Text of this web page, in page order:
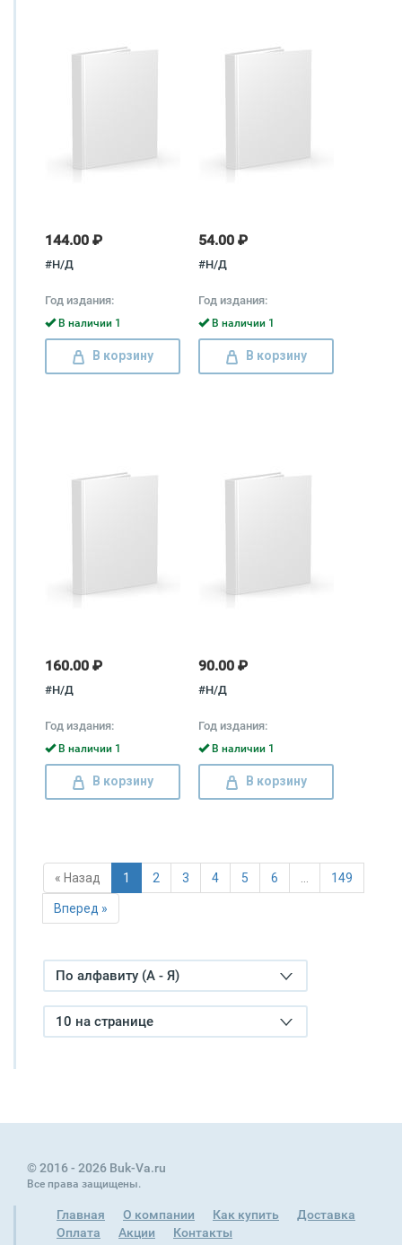
144.00 ₽
#Н/Д
Год издания:
В наличии 1
В корзину
54.00 ₽
#Н/Д
Год издания:
В наличии 1
В корзину
160.00 ₽
#Н/Д
Год издания:
В наличии 1
В корзину
90.00 ₽
#Н/Д
Год издания:
В наличии 1
В корзину
« Назад 1 2 3 4 5 6 … 149
Вперед »
По алфавиту (А - Я)
10 на странице
© 2016 - 2026 Buk-Va.ru
Все права защищены.
Главная О компании Как купить
Доставка
Оплата
Акции Контакты